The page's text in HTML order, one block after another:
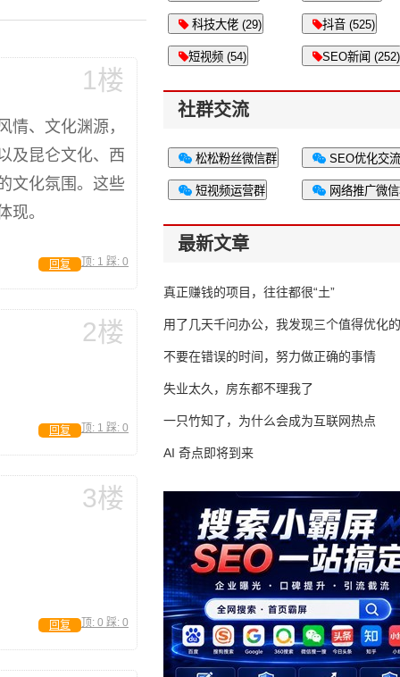
1楼
、文化渊源，
及昆仑文化、西
文化氛围。这些
现。
顶: 1 踩: 0
回复
2楼
顶: 1 踩: 0
回复
3楼
顶: 0 踩: 0
回复
科技大佬 (29) 抖音 (525)
短视频 (54) SEO新闻 (252)
社群交流
松松粉丝微信群 SEO优化交
短视频运营群 网络推广微
最新文章
真正赚钱的项目，往往都很“土”
用了几天千问办公，我发现三个值得优化
不要在错误的时间，努力做正确的事情
失业太久，房东都不理我了
一只竹知了，为什么会成为互联网热点
AI 奇点即将到来